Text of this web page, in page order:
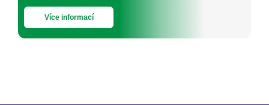
Více informací